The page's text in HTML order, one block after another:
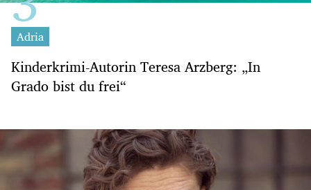
Adria
Kinderkrimi-Autorin Teresa Arzberg: „In
Grado bist du frei“